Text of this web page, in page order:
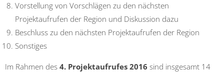
Vorstellung von Vorschlägen zu den nächsten
Projektaufrufen der Region und Diskussion dazu
Beschluss zu den nächsten Projektaufrufen der Region
Sonstiges
Im Rahmen des 4. Projektaufrufes 2016 sind insgesamt 14